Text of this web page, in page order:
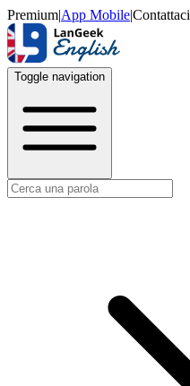
Premium|App Mobile|Contattaci
Toggle navigation